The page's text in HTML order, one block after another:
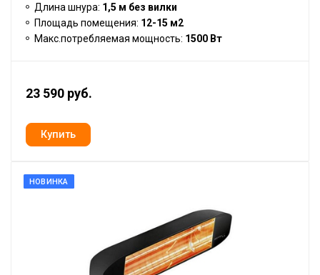
Длина шнура: 1,5 м без вилки
Площадь помещения: 12-15 м2
Макс.потребляемая мощность: 1500 Вт
23 590 руб.
НОВИНКА